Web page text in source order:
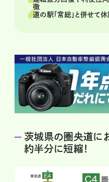
徴
道の駅「常総」と併せて
茨城県の圏央道に
約半分に短縮！